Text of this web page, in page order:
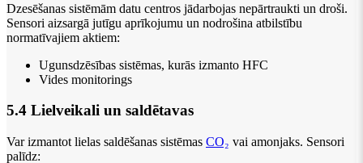
Dzesēšanas sistēmām datu centros jādarbojas nepārtraukti un droši.
Sensori aizsargā jutīgu aprīkojumu un nodrošina atbilstību
normatīvajiem aktiem:
Ugunsdzēsības sistēmas, kurās izmanto HFC
Vides monitorings
5.4 Lielveikali un saldētavas
Var izmantot lielas saldēšanas sistēmas CO₂ vai amonjaks. Sensori
palīdz: